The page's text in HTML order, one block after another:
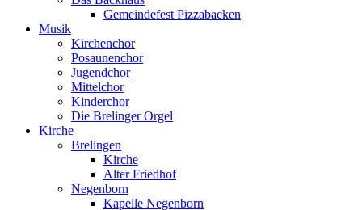
Gemeindefest Pizzabacken
Musik
Kirchenchor
Posaunenchor
Jugendchor
Mittelchor
Kinderchor
Die Brelinger Orgel
Kirche
Brelingen
Kirche
Alter Friedhof
Negenborn
Kapelle Negenborn